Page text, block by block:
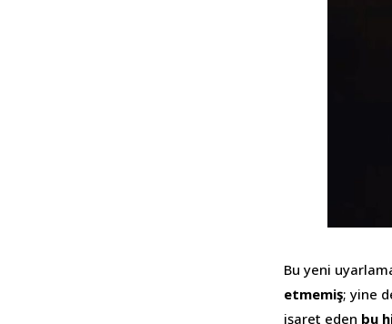
Bu yeni
etmemiş; yine
işaret eden bu